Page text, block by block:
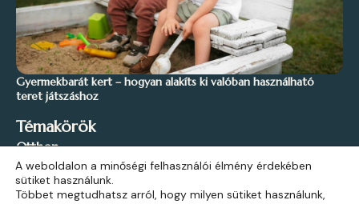
Gyermekbarát kert – hogyan alakíts ki valóban használható
teret játszáshoz
Témakörök
Otthon
Stílus és Inspiráció
Kert és Szabadidő
A weboldalon a minőségi felhasználói élmény érdekében
sütiket használunk.
Többet megtudhatsz arról, hogy milyen sütiket használunk,